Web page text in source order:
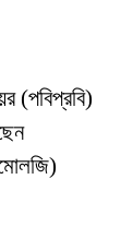
(পবিপ্রবি)